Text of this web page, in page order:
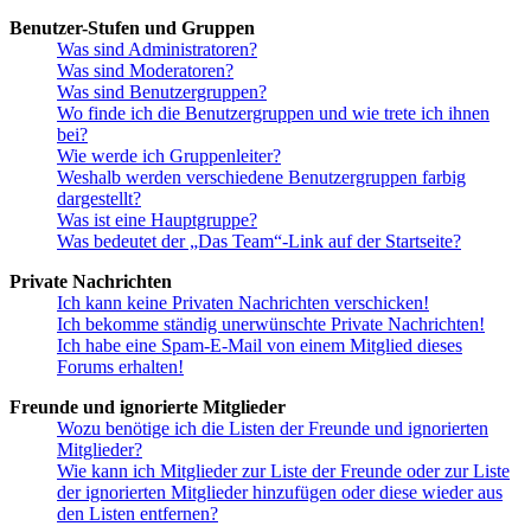
Benutzer-Stufen und Gruppen
Was sind Administratoren?
Was sind Moderatoren?
Was sind Benutzergruppen?
Wo finde ich die Benutzergruppen und wie trete ich ihnen
bei?
Wie werde ich Gruppenleiter?
Weshalb werden verschiedene Benutzergruppen farbig
dargestellt?
Was ist eine Hauptgruppe?
Was bedeutet der „Das Team“-Link auf der Startseite?
Private Nachrichten
Ich kann keine Privaten Nachrichten verschicken!
Ich bekomme ständig unerwünschte Private Nachrichten!
Ich habe eine Spam-E-Mail von einem Mitglied dieses
Forums erhalten!
Freunde und ignorierte Mitglieder
Wozu benötige ich die Listen der Freunde und ignorierten
Mitglieder?
Wie kann ich Mitglieder zur Liste der Freunde oder zur Liste
der ignorierten Mitglieder hinzufügen oder diese wieder aus
den Listen entfernen?